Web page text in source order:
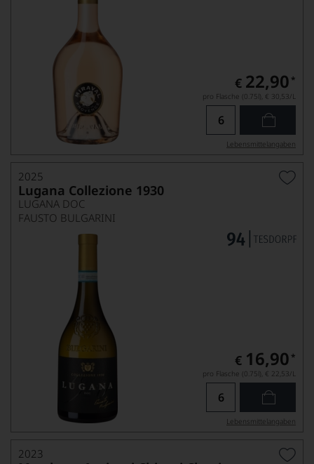
€ 22,90 *
pro Flasche (0.75l), € 30,53/L
Lebensmittel­angaben
2025
Lugana Collezione 1930
LUGANA DOC
FAUSTO BULGARINI
€ 16,90 *
pro Flasche (0.75l), € 22,53/L
Lebensmittel­angaben
2023